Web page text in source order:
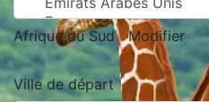
Afrique du Sud Modifier
Ville de départ